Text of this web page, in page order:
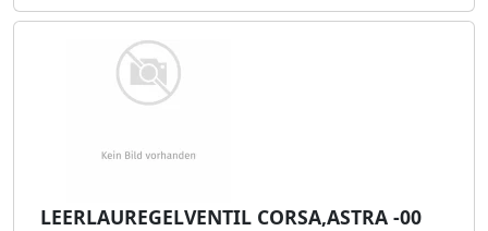
LEERLAUREGELVENTIL CORSA,ASTRA -00